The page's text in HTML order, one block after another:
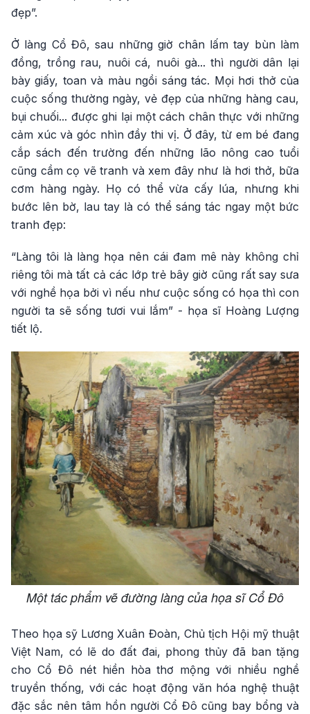
đẹp”.
Ở làng Cổ Đô, sau những giờ chân lấm tay bùn làm
đồng, trồng rau, nuôi cá, nuôi gà... thì người dân lại
bày giấy, toan và màu ngồi sáng tác. Mọi hơi thở của
cuộc sống thường ngày, vẻ đẹp của những hàng cau,
bụi chuối... được ghi lại một cách chân thực với những
cảm xúc và góc nhìn đầy thi vị. Ở đây, từ em bé đang
cắp sách đến trường đến những lão nông cao tuổi
cũng cầm cọ vẽ tranh và xem đây như là hơi thở, bữa
cơm hàng ngày. Họ có thể vừa cấy lúa, nhưng khi
bước lên bờ, lau tay là có thể sáng tác ngay một bức
tranh đẹp:
“Làng tôi là làng họa nên cái đam mê này không chỉ
riêng tôi mà tất cả các lớp trẻ bây giờ cũng rất say sưa
với nghề họa bởi vì nếu như cuộc sống có họa thì con
người ta sẽ sống tươi vui lắm” - họa sĩ Hoàng Lượng
tiết lộ.
Một tác phẩm vẽ đường làng của họa sĩ Cổ Đô
Theo họa sỹ Lương Xuân Đoàn, Chủ tịch Hội mỹ thuật
Việt Nam, có lẽ do đất đai, phong thủy đã ban tặng
cho Cổ Đô nét hiền hòa thơ mộng với nhiều nghề
truyền thống, với các hoạt động văn hóa nghệ thuật
đặc sắc nên tâm hồn người Cổ Đô cũng bay bổng và